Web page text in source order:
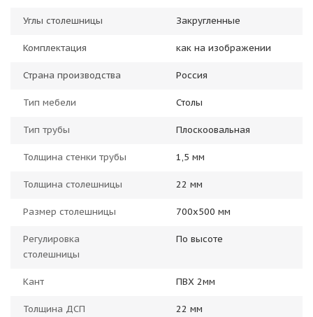
Углы столешницы Закругленные
Комплектация как на изображении
Страна производства Россия
Тип мебели Столы
Тип трубы Плоскоовальная
Толщина стенки трубы 1,5 мм
Толщина столешницы 22 мм
Размер столешницы 700x500 мм
Регулировка
столешницы
По высоте
Кант ПВХ 2мм
Толщина ДСП 22 мм